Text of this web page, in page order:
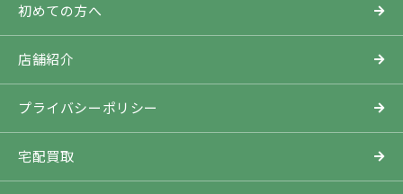
初めての方へ
店舗紹介
プライバシーポリシー
宅配買取